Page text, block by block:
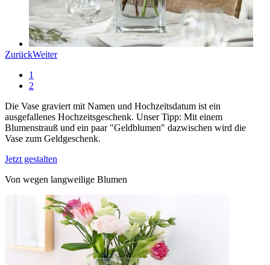
ZurückWeiter
1
2
Die Vase graviert mit Namen und Hochzeitsdatum ist ein
ausgefallenes Hochzeitsgeschenk. Unser Tipp: Mit einem
Blumenstrauß und ein paar "Geldblumen" dazwischen wird die
Vase zum Geldgeschenk.
Jetzt gestalten
Von wegen langweilige Blumen